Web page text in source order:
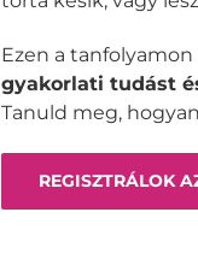
Ezen a
gyakorlati tudást
Tanuld meg,
REGISZTRÁLOK